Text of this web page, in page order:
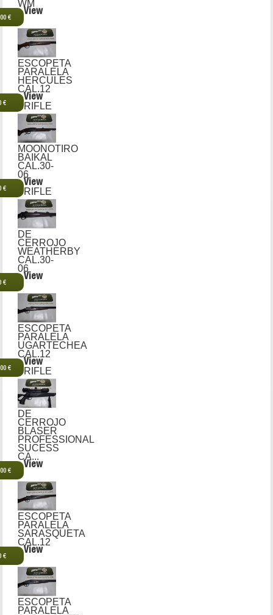
WM
€
View
ESCOPETA
PARALELA
HERCULES
CAL.12
€
View
RIFLE
MOONOTIRO
BAIKAL
CAL.30-
06
€
View
RIFLE
DE
CERROJO
WEATHERBY
CAL.30-
06
€
View
ESCOPETA
PARALELA
UGARTECHEA
CAL.12
€
View
RIFLE
DE
CERROJO
BLASER
PROFESSIONAL
SUCESS
CA...
€
View
ESCOPETA
PARALELA
SARASQUETA
CAL.12
€
View
ESCOPETA
PARALELA